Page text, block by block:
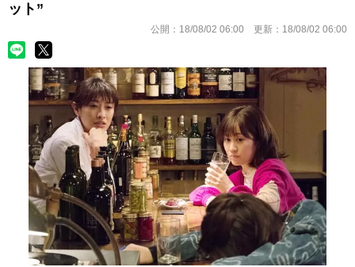
ット”
公開： 18/08/02 06:00 更新： 18/08/02 06:00